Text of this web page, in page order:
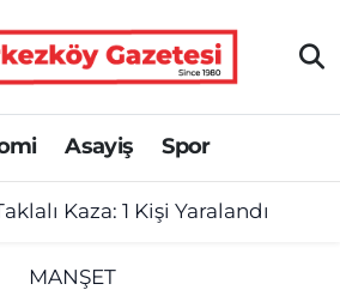
Asayiş Spor
Kaza: 1 Kişi Yaralandı
MANŞET
Eczaneler
Durumu
Vakitleri
Yoğunluk Haritası